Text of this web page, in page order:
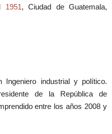
1951, Ciudad de Guatemala,
industrial y político.
de la República de
entre los años 2008 y